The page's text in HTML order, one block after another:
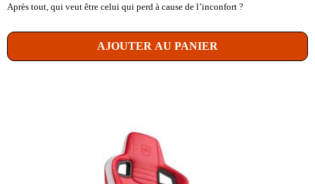
Après tout, qui veut être celui qui perd à cause de l’inconfort ?
AJOUTER AU PANIER